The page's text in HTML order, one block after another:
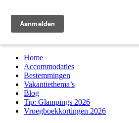
Home
Accommodaties
Bestemmingen
Vakantiethema’s
Blog
Tip: Glampings 2026
Vroegboekkortingen 2026